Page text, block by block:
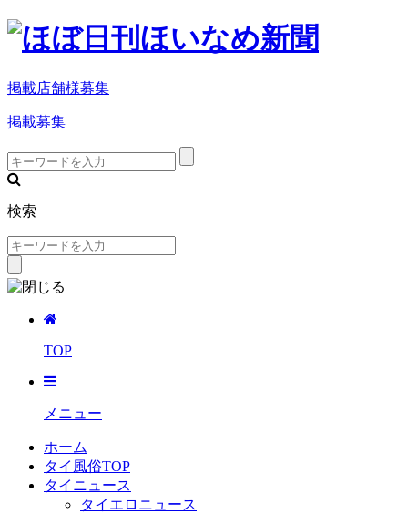
掲載店舗様募集
掲載募集
検索
TOP
メニュー
ホーム
タイ風俗TOP
タイニュース
タイエロニュース